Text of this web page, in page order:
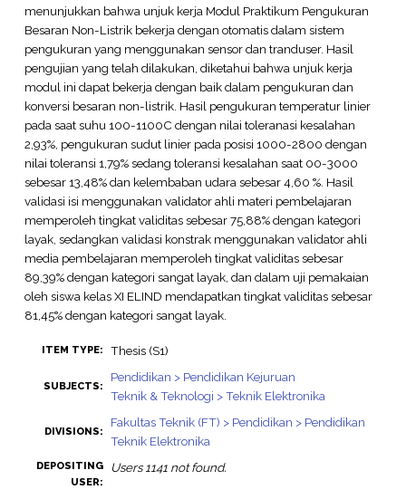
menunjukkan bahwa unjuk kerja Modul Praktikum Pengukuran
Besaran Non-Listrik bekerja dengan otomatis dalam sistem
pengukuran yang menggunakan sensor dan tranduser. Hasil
pengujian yang telah dilakukan, diketahui bahwa unjuk kerja
modul ini dapat bekerja dengan baik dalam pengukuran dan
konversi besaran non-listrik. Hasil pengukuran temperatur linier
pada saat suhu 100-1100C dengan nilai toleranasi kesalahan
2,93%, pengukuran sudut linier pada posisi 1000-2800 dengan
nilai toleransi 1,79% sedang toleransi kesalahan saat 00-3000
sebesar 13,48% dan kelembaban udara sebesar 4,60 %. Hasil
validasi isi menggunakan validator ahli materi pembelajaran
memperoleh tingkat validitas sebesar 75,88% dengan kategori
layak, sedangkan validasi konstrak menggunakan validator ahli
media pembelajaran memperoleh tingkat validitas sebesar
89,39% dengan kategori sangat layak, dan dalam uji pemakaian
oleh siswa kelas XI ELIND mendapatkan tingkat validitas sebesar
81,45% dengan kategori sangat layak.
ITEM TYPE: Thesis (S1)
SUBJECTS:
Pendidikan > Pendidikan Kejuruan
Teknik & Teknologi > Teknik Elektronika
DIVISIONS:
Fakultas Teknik (FT) > Pendidikan > Pendidikan
Teknik Elektronika
DEPOSITING
USER:
Users 1141 not found.